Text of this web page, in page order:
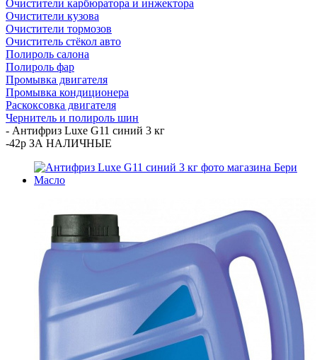
Очистители карбюратора и инжектора
Очистители кузова
Очистители тормозов
Очиститель стёкол авто
Полироль салона
Полироль фар
Промывка двигателя
Промывка кондиционера
Раскоксовка двигателя
Чернитель и полироль шин
- Антифриз Luxe G11 синий 3 кг
-42р ЗА НАЛИЧНЫЕ